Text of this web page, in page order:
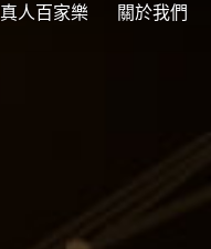
真人百家樂 關於我們